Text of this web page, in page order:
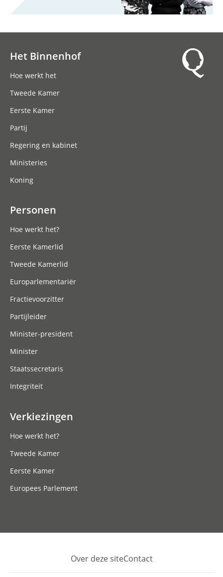
Het Binnenhof
Hoe werkt het
Tweede Kamer
Eerste Kamer
Partij
Regering en kabinet
Ministeries
Koning
Personen
Hoe werkt het?
Eerste Kamerlid
Tweede Kamerlid
Europarlementariër
Fractievoorzitter
Partijleider
Minister-president
Minister
Staatssecretaris
Integriteit
Verkiezingen
Hoe werkt het?
Tweede Kamer
Eerste Kamer
Europees Parlement
Footer
Over deze siteContact